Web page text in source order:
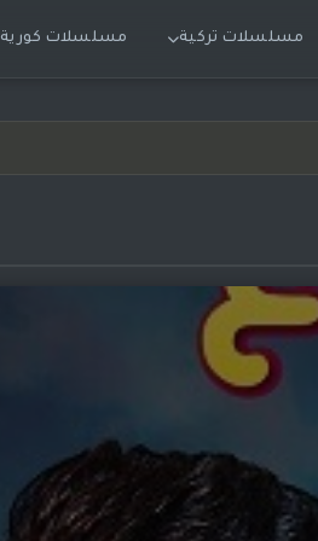
مسلسلات تركية مسلسلات كورية